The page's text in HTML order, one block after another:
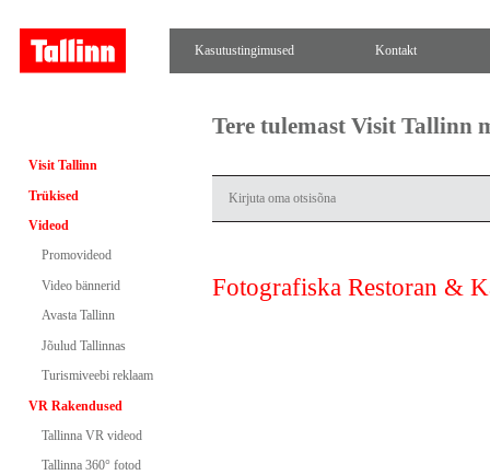
Kasutustingimused Kontakt
Visit Tallinn
Trükised
Videod
Promovideod
Video bännerid
Avasta Tallinn
Jõulud Tallinnas
Turismiveebi reklaam
VR Rakendused
Tallinna VR videod
Tallinna 360° fotod
Tere tulemast Visit Tallinn
Fotografiska Restoran &